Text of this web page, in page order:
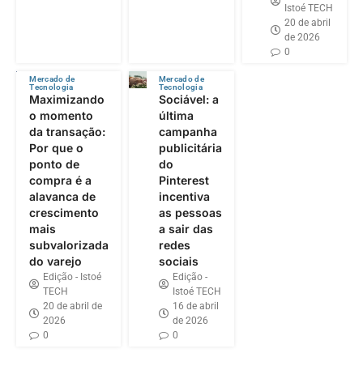
Istoé TECH
20 de abril
de 2026
0
Mercado de
Tecnologia
Maximizando
o momento
da transação:
Por que o
ponto de
compra é a
alavanca de
crescimento
mais
subvalorizada
do varejo
Edição - Istoé
TECH
20 de abril de
2026
0
Mercado de
Tecnologia
Sociável: a
última
campanha
publicitária
do
Pinterest
incentiva
as pessoas
a sair das
redes
sociais
Edição -
Istoé TECH
16 de abril
de 2026
0